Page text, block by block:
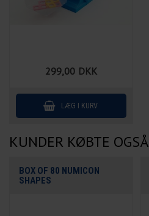
299,00 DKK
KUNDER KØBTE OGSÅ
BOX OF 80 NUMICON
SHAPES